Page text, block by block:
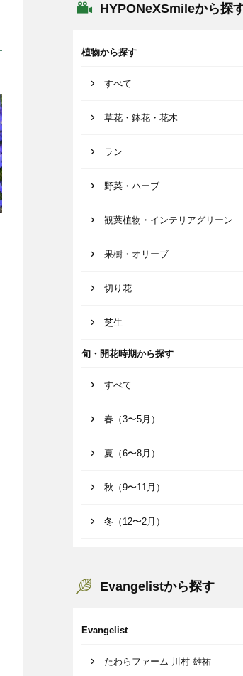
HYPONeXSmileから探
植物から探す
すべて
草花・鉢花・花木
ラン
野菜・ハーブ
観葉植物・インテリアグリーン
果樹・オリーブ
切り花
芝生
旬・開花時期から探す
すべて
春（3〜5月）
夏（6〜8月）
秋（9〜11月）
冬（12〜2月）
Evangelistから探す
Evangelist
たわらファーム 川村 雄祐